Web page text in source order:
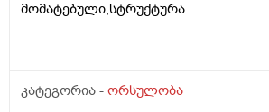
მომატებული,სტრუქტურა
ნაადრევი მშობიარობის,მაქვს ამ
და ხაჭოსებრი გამონადენი,ნაცხის
კატეგორია - ორსულობა